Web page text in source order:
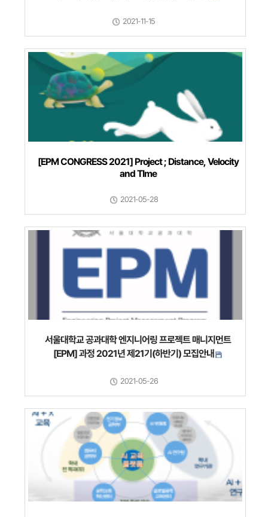
2021-11-15
[EPM CONGRESS 2021] Project ; Distance, Velocity
and TIme
2021-05-28
서울대학교 공과대학 엔지니어링 프로젝트 매니지먼트
[EPM] 과정 2021년 제21기(하반기) 모집안내
2021-05-26